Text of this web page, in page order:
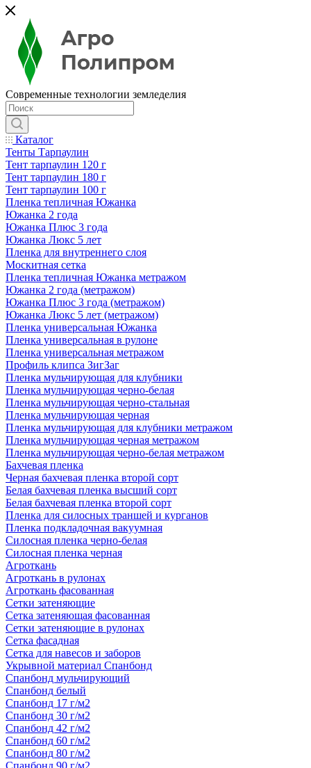
Современные технологии земледелия
Каталог
Тенты Тарпаулин
Тент тарпаулин 120 г
Тент тарпаулин 180 г
Тент тарпаулин 100 г
Пленка тепличная Южанка
Южанка 2 года
Южанка Плюс 3 года
Южанка Люкс 5 лет
Пленка для внутреннего слоя
Москитная сетка
Пленка тепличная Южанка метражом
Южанка 2 года (метражом)
Южанка Плюс 3 года (метражом)
Южанка Люкс 5 лет (метражом)
Пленка универсальная Южанка
Пленка универсальная в рулоне
Пленка универсальная метражом
Профиль клипса ЗигЗаг
Пленка мульчирующая для клубники
Пленка мульчирующая черно-белая
Пленка мульчирующая черно-стальная
Пленка мульчирующая черная
Пленка мульчирующая для клубники метражом
Пленка мульчирующая черная метражом
Пленка мульчирующая черно-белая метражом
Бахчевая пленка
Черная бахчевая пленка второй сорт
Белая бахчевая пленка высший сорт
Белая бахчевая пленка второй сорт
Пленка для силосных траншей и курганов
Пленка подкладочная вакуумная
Силосная пленка черно-белая
Силосная пленка черная
Агроткань
Агроткань в рулонах
Агроткань фасованная
Сетки затеняющие
Сетка затеняющая фасованная
Сетки затеняющие в рулонах
Сетка фасадная
Сетка для навесов и заборов
Укрывной материал Спанбонд
Спанбонд мульчирующий
Спанбонд белый
Спанбонд 17 г/м2
Спанбонд 30 г/м2
Спанбонд 42 г/м2
Спанбонд 60 г/м2
Спанбонд 80 г/м2
Спанбонд 90 г/м2